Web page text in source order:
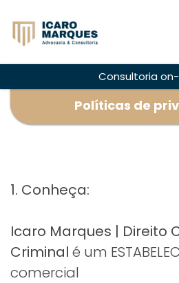
Consultoria
Políticas de
1. Conheça:
Icaro Marques | Direito
Criminal é um
comercial